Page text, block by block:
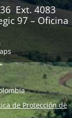
Ext. 4083
97 – Oficina
de Protección de